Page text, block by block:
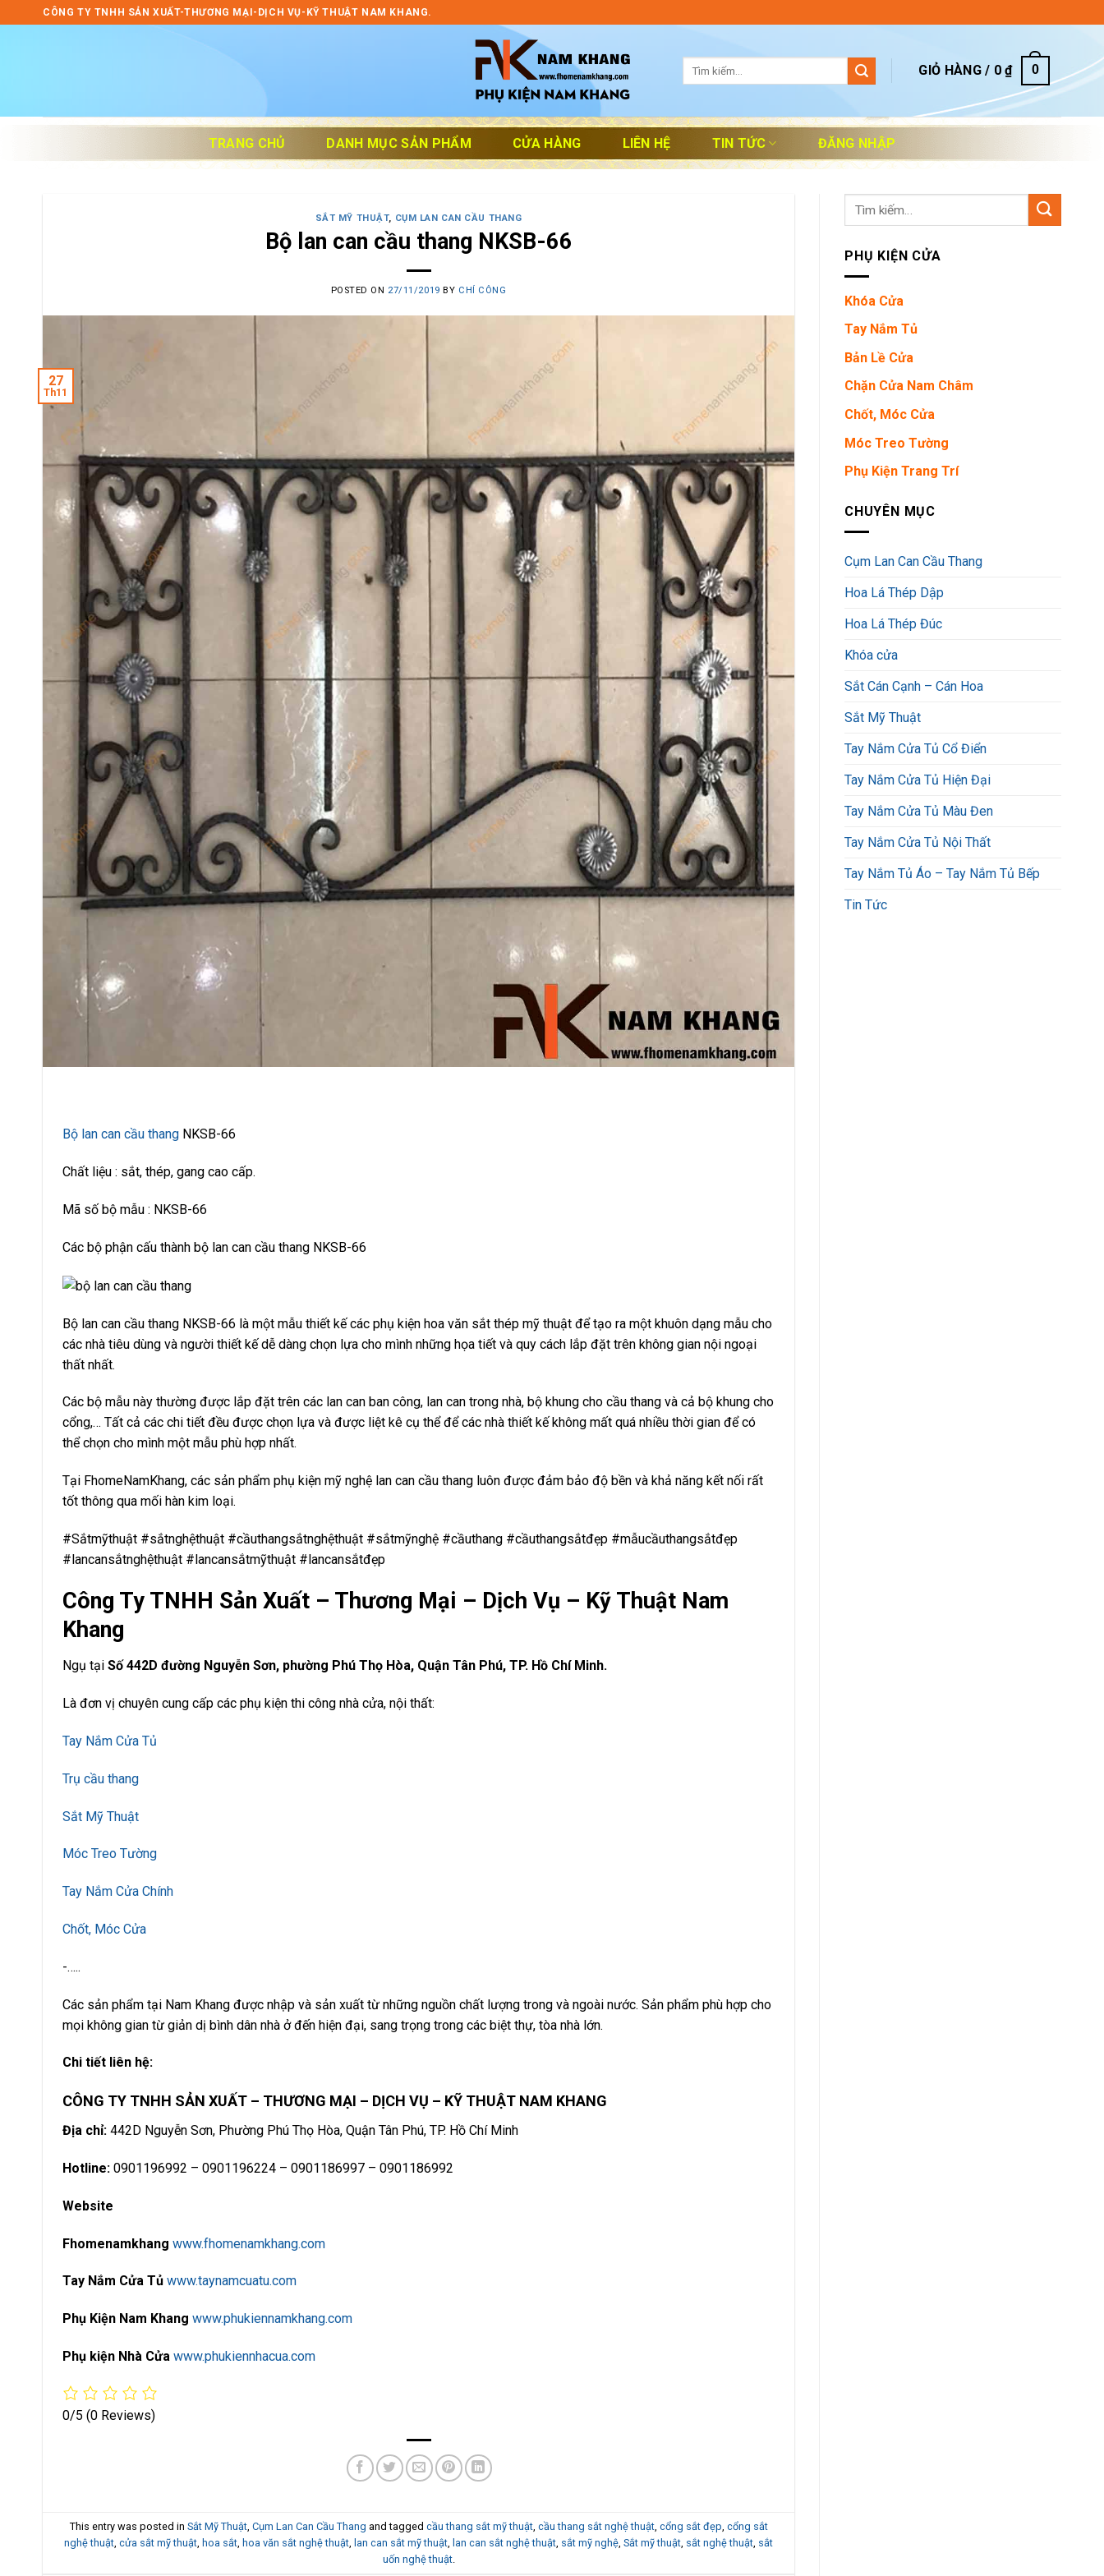
to
CÔNG TY TNHH SẢN XUẤT-THƯƠNG MẠI-DỊCH VỤ-KỸ THUẬT NAM KHANG.
GIỎ HÀNG / 0₫ 0
TRANG CHỦ DANH MỤC SẢN PHẨM CỬA HÀNG LIÊN HỆ TIN TỨC ĐĂNG NHẬP
SẮT MỸ THUẬT, CỤM LAN CAN CẦU THANG
Bộ lan can cầu thang NKSB-66
POSTED ON 27/11/2019 BY CHÍ CÔNG
27
Th11
Bộ lan can cầu thang NKSB-66
Chất liệu : sắt, thép, gang cao cấp.
Mã số bộ mẫu : NKSB-66
Các bộ phận cấu thành bộ lan can cầu thang NKSB-66
Bộ lan can cầu thang NKSB-66 là một mẫu thiết kế các phụ kiện hoa văn sắt thép mỹ thuật để tạo ra một khuôn dạng mẫu cho
các nhà tiêu dùng và người thiết kế dễ dàng chọn lựa cho mình những họa tiết và quy cách lắp đặt trên không gian nội ngoại
thất nhất.
Các bộ mẫu này thường được lắp đặt trên các lan can ban công, lan can trong nhà, bộ khung cho cầu thang và cả bộ khung cho
cổng,… Tất cả các chi tiết đều được chọn lựa và được liệt kê cụ thể để các nhà thiết kế không mất quá nhiều thời gian để có
thể chọn cho mình một mẫu phù hợp nhất.
Tại FhomeNamKhang, các sản phẩm phụ kiện mỹ nghệ lan can cầu thang luôn được đảm bảo độ bền và khả năng kết nối rất
tốt thông qua mối hàn kim loại.
#Sắtmỹthuật #sắtnghệthuật #cầuthangsắtnghệthuật #sắtmỹnghệ #cầuthang #cầuthangsắtđẹp #mẫucầuthangsắtđẹp
#lancansắtnghệthuật #lancansắtmỹthuật #lancansắtđẹp
Công Ty TNHH Sản Xuất – Thương Mại – Dịch Vụ – Kỹ Thuật Nam
Khang
Ngụ tại Số 442D đường Nguyễn Sơn, phường Phú Thọ Hòa, Quận Tân Phú, TP. Hồ Chí Minh.
Là đơn vị chuyên cung cấp các phụ kiện thi công nhà cửa, nội thất:
Tay Nắm Cửa Tủ
Trụ cầu thang
Sắt Mỹ Thuật
Móc Treo Tường
Tay Nắm Cửa Chính
Chốt, Móc Cửa
-…..
Các sản phẩm tại Nam Khang được nhập và sản xuất từ những nguồn chất lượng trong và ngoài nước. Sản phẩm phù hợp cho
mọi không gian từ giản dị bình dân nhà ở đến hiện đại, sang trọng trong các biệt thự, tòa nhà lớn.
Chi tiết liên hệ:
CÔNG TY TNHH SẢN XUẤT – THƯƠNG MẠI – DỊCH VỤ – KỸ THUẬT NAM KHANG
Địa chỉ: 442D Nguyễn Sơn, Phường Phú Thọ Hòa, Quận Tân Phú, TP. Hồ Chí Minh
Hotline: 0901196992 – 0901196224 – 0901186997 – 0901186992
Website
Fhomenamkhang www.fhomenamkhang.com
Tay Nắm Cửa Tủ www.taynamcuatu.com
Phụ Kiện Nam Khang www.phukiennamkhang.com
Phụ kiện Nhà Cửa www.phukiennhacua.com
0/5 (0 Reviews)
This entry was posted in Sắt Mỹ Thuật, Cụm Lan Can Cầu Thang and tagged cầu thang sắt mỹ thuật, cầu thang sắt nghệ thuật, cổng sắt đẹp cổng sắt
nghệ thuật cửa sắt mỹ thuật hoa sắt hoa văn sắt nghệ thuật lan can sắt mỹ thuật lan can sắt nghệ thuật sắt mỹ nghệ Sắt mỹ thuật sắt nghệ thuật sắt
uốn nghệ thuật.
Tìm
PHỤ KIỆN CỬA
Khóa Cửa
Tay Nắm Tủ
Bản Lề Cửa
Chặn Cửa Nam Châm
Chốt, Móc Cửa
Móc Treo Tường
Phụ Kiện Trang Trí
CHUYÊN MỤC
Cụm Lan Can Cầu Thang
Hoa Lá Thép Dập
Hoa Lá Thép Đúc
Khóa cửa
Sắt Cán Cạnh – Cán Hoa
Sắt Mỹ Thuật
Tay Nắm Cửa Tủ Cổ Điển
Tay Nắm Cửa Tủ Hiện Đại
Tay Nắm Cửa Tủ Màu Đen
Tay Nắm Cửa Tủ Nội Thất
Tay Nắm Tủ Áo – Tay Nắm Tủ Bếp
Tin Tức